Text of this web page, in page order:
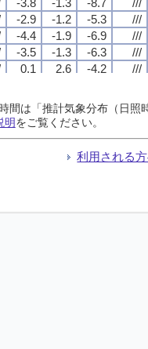
-2.9 -1.2 -5.3
///
-4.4 -1.9 -6.9
///
-3.5 -1.3 -6.3
///
0.1 2.6 -4.2
///
2.5 4.0 1.1
///
2.0 4.2 0.4
///
-5.3
///
-1.7 -0.1 -3.6
///
-2.9 -1.2 -5.3
///
-4.4 -1.9 -6.9
///
-3.5 -1.3 -6.3
///
0.1 2.6 -4.2
///
2.5 4.0 1.1
///
2.0 4.2 0.4
///
-5.3
///
-1.7 -0.1 -3.6
///
-2.9 -1.2 -5.3
///
-4.4 -1.9 -6.9
///
-3.5 -1.3 -6.3
///
0.1 2.6 -4.2
///
2.5 4.0 1.1
///
2.0 4.2 0.4
///
-5.3
///
-1.7 -0.1 -3.6
///
-2.9 -1.2 -5.3
///
-4.4 -1.9 -6.9
///
-3.5 -1.3 -6.3
///
0.1 2.6 -4.2
///
2.5 4.0 1.1
///
2.0 4.2 0.4
///
-5.3
///
-1.7 -0.1 -3.6
///
間は「推計気象分布（日
明をご覧ください。
利用される